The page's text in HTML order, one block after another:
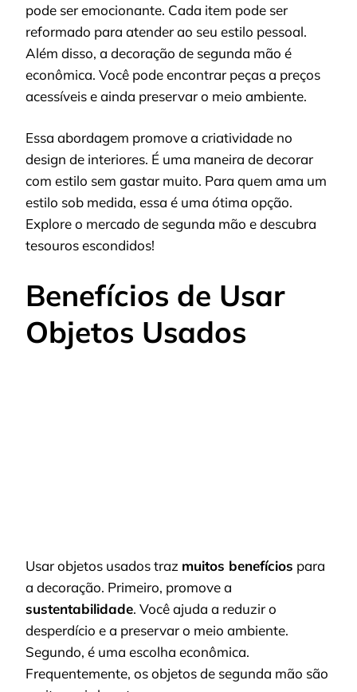
pode ser emocionante. Cada item pode ser
reformado para atender ao seu estilo pessoal.
Além disso, a decoração de segunda mão é
econômica. Você pode encontrar peças a preços
acessíveis e ainda preservar o meio ambiente.
Essa abordagem promove a criatividade no
design de interiores. É uma maneira de decorar
com estilo sem gastar muito. Para quem ama um
estilo sob medida, essa é uma ótima opção.
Explore o mercado de segunda mão e descubra
tesouros escondidos!
Benefícios de Usar
Objetos Usados
Usar objetos usados traz muitos benefícios para
a decoração. Primeiro, promove a
sustentabilidade. Você ajuda a reduzir o
desperdício e a preservar o meio ambiente.
Segundo, é uma escolha econômica.
Frequentemente, os objetos de segunda mão são